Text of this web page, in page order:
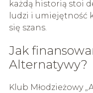
każdą historią stoi
ludzi i umiejętność
się szans.
Jak
Alternatywy?
Klub Młodzieżowy